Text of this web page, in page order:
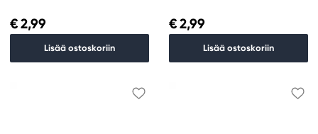
€ 2,99
Lisää ostoskoriin
€ 2,99
Lisää ostoskoriin